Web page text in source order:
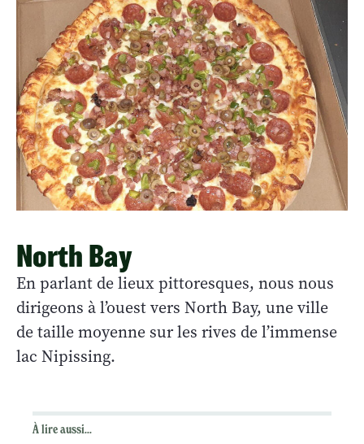
North Bay
En parlant de lieux pittoresques, nous nous
dirigeons à l’ouest vers North Bay, une ville
de taille moyenne sur les rives de l’immense
lac Nipissing.
À lire aussi...